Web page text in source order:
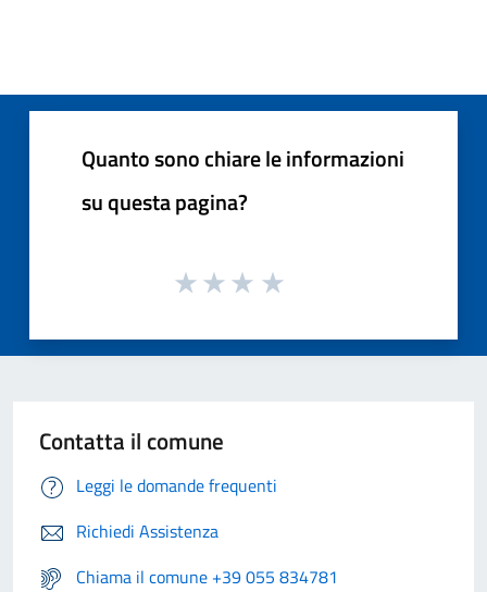
Quanto sono chiare le informazioni
su questa pagina?
Contatta il comune
Leggi le domande frequenti
Richiedi Assistenza
Chiama il comune +39 055 834781